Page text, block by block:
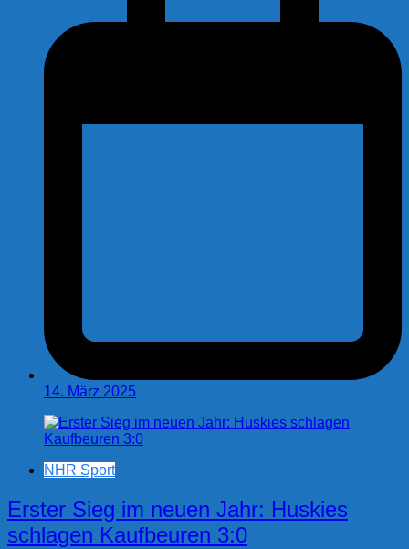
14. März 2025
NHR Sport
Erster Sieg im neuen Jahr: Huskies
schlagen Kaufbeuren 3:0